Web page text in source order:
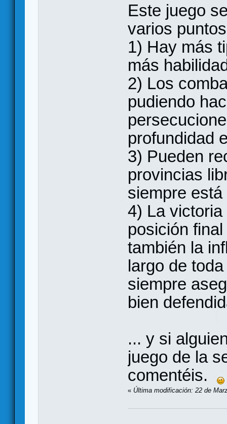
Este juego
varios
1) Hay más
más
2) Los
pudiendo
profundidad
3) Pueden
provincias
siempre
4) La
posición
también la
largo de
siempre
bien
... y si
juego de la
comentéis.
« Última modificación: 22 de